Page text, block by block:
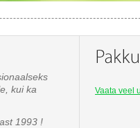
Vaata veel
kui ka
1993 !